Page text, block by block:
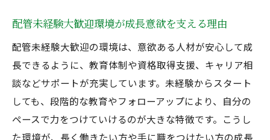
配管未経験大歓迎環境が成長意欲を支える理由
配管未経験大歓迎の環境は、意欲ある人材が安心して成
長できるように、教育体制や資格取得支援、キャリア相
談などサポートが充実しています。未経験からスタート
しても、段階的な教育やフォローアップにより、自分の
ペースで力をつけていけるのが大きな特徴です。こうし
た環境が、長く働きたい方や手に職をつけたい方の成長